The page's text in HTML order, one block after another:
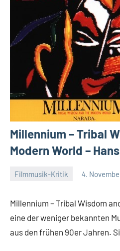
Millennium – Tribal
Modern World –
Filmmusik-Kritik 4.
Millennium – Tribal Wisdom
eine der weniger bekannten
aus den frühen 90er Jahren.